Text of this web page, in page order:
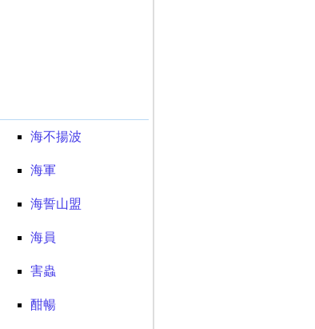
海不揚波
海軍
海誓山盟
海員
害蟲
酣暢